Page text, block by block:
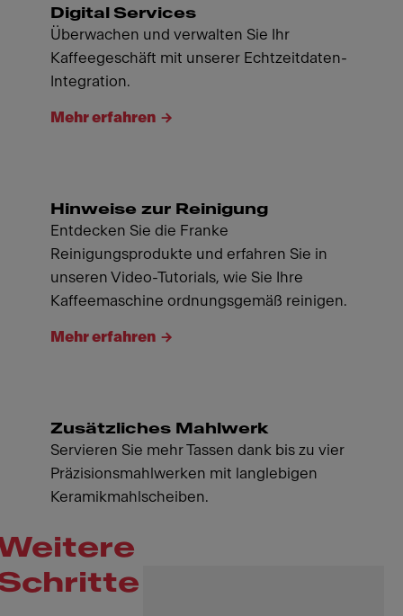
Digital Services
Überwachen und verwalten Sie Ihr
Kaffeegeschäft mit unserer Echtzeitdaten-
Integration.
Mehr erfahren
Hinweise zur Reinigung
Entdecken Sie die Franke
Reinigungsprodukte und erfahren Sie in
unseren Video-Tutorials, wie Sie Ihre
Kaffeemaschine ordnungsgemäß reinigen.
Mehr erfahren
Zusätzliches Mahlwerk
Servieren Sie mehr Tassen dank bis zu vier
Präzisionsmahlwerken mit langlebigen
Keramikmahlscheiben.